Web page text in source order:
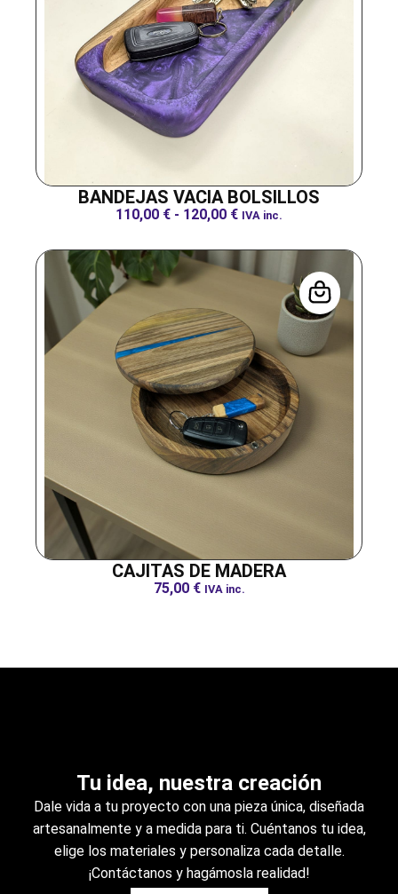
BANDEJAS VACIA BOLSILLOS
110,00 € - 120,00 € IVA inc.
CAJITAS DE MADERA
75,00 € IVA inc.
Tu idea, nuestra creación
Dale vida a tu proyecto con una pieza única, diseñada
artesanalmente y a medida para ti. Cuéntanos tu idea,
elige los materiales y personaliza cada detalle.
¡Contáctanos y hagámosla realidad!